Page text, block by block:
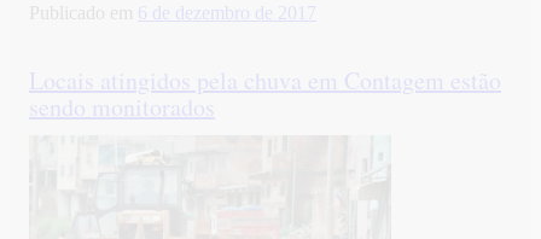
Publicado em 6 de dezembro de 2017
Locais atingidos pela chuva em Contagem estão
sendo monitorados